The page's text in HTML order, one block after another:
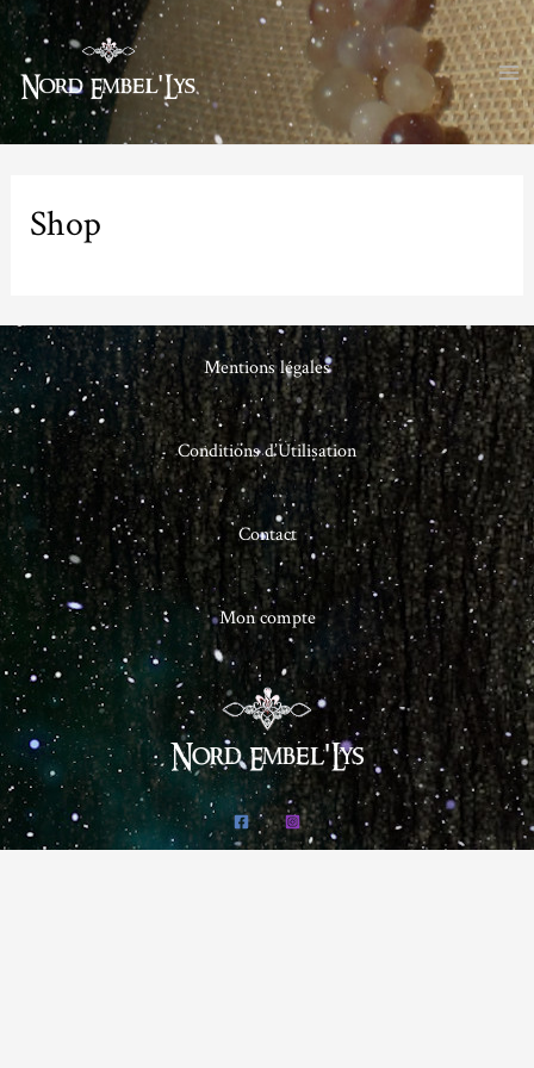
Shop
Mentions légales
Conditions d’Utilisation
Contact
Mon compte